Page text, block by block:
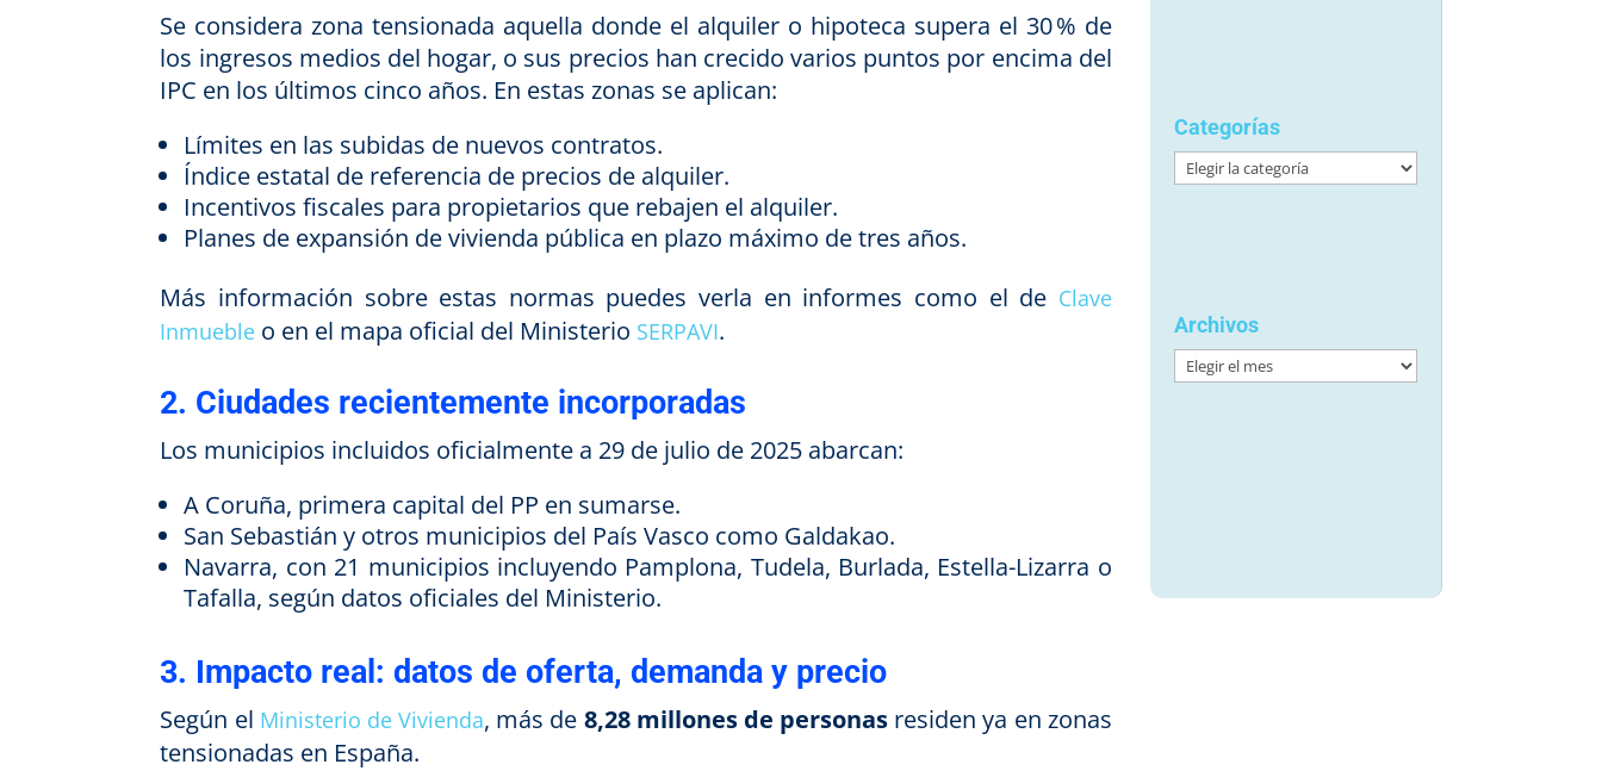
Se considera zona tensionada aquella donde el alquiler o hipoteca supera el 30 % de
los ingresos medios del hogar, o sus precios han crecido varios puntos por encima del
IPC en los últimos cinco años. En estas zonas se aplican:
Límites en las subidas de nuevos contratos.
Índice estatal de referencia de precios de alquiler.
Incentivos fiscales para propietarios que rebajen el alquiler.
Planes de expansión de vivienda pública en plazo máximo de tres años.
Más información sobre estas normas puedes verla en informes como el de Clave
Inmueble o en el mapa oficial del Ministerio SERPAVI.
2. Ciudades recientemente incorporadas
Los municipios incluidos oficialmente a 29 de julio de 2025 abarcan:
A Coruña, primera capital del PP en sumarse.
San Sebastián y otros municipios del País Vasco como Galdakao.
Navarra, con 21 municipios incluyendo Pamplona, Tudela, Burlada, Estella-Lizarra o
Tafalla, según datos oficiales del Ministerio.
3. Impacto real: datos de oferta, demanda y precio
Según el Ministerio de Vivienda, más de 8,28 millones de personas residen ya en zonas
tensionadas en España.
Categorías
Categorías
Archivos
Archivos